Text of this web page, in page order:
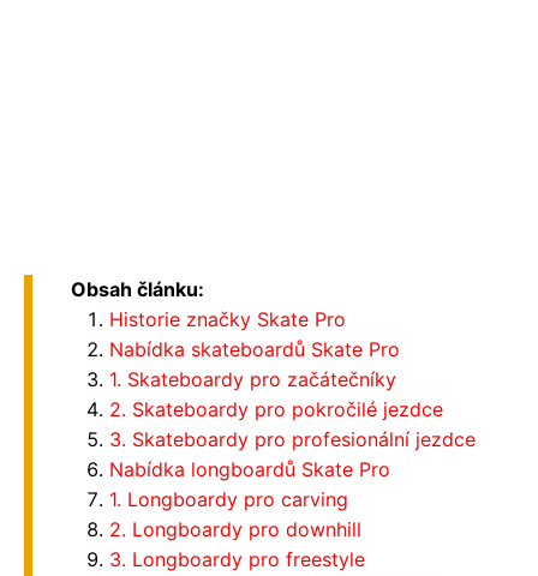
Obsah článku:
Historie značky Skate Pro
Nabídka skateboardů Skate Pro
1. Skateboardy pro začátečníky
2. Skateboardy pro pokročilé jezdce
3. Skateboardy pro profesionální jezdce
Nabídka longboardů Skate Pro
1. Longboardy pro carving
2. Longboardy pro downhill
3. Longboardy pro freestyle